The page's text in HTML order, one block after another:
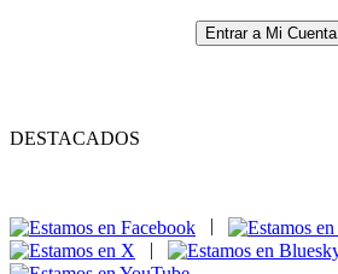
Entrar a Mi Cuenta
DESTACADOS
|